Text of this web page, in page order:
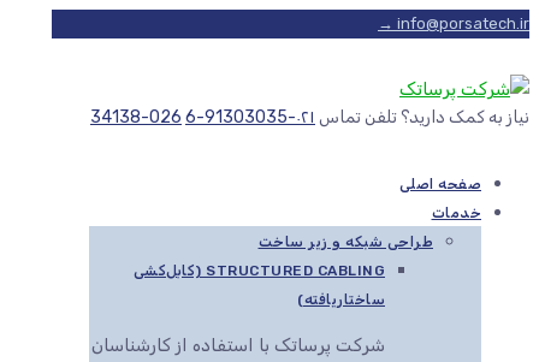
info@porsatech.ir →
نیاز به کمک دارید؟ تلفن تماس ۰۲۱-91303035-6 026-34138
صفحه اصلی
خدمات
طراحی شبکه و زیر ساخت
STRUCTURED CABLING (کابل‌کشی
ساختاریافته)
شرکت پرساتک با استفاده از کارشناسان